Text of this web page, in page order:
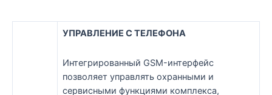
УПРАВЛЕНИЕ С ТЕЛЕФОНА
Интегрированный GSM-интерфейс
позволяет управлять охранными и
сервисными функциями комплекса,